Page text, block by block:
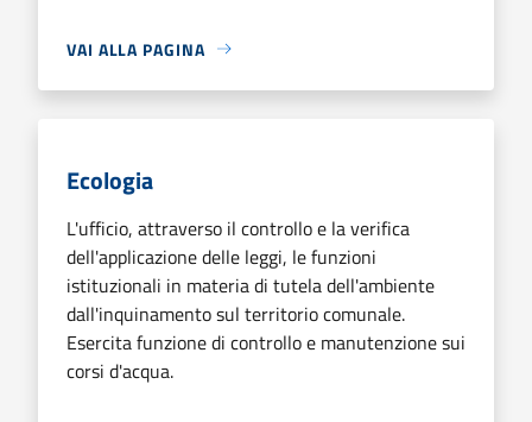
VAI ALLA PAGINA
Ecologia
L'ufficio, attraverso il controllo e la verifica
dell'applicazione delle leggi, le funzioni
istituzionali in materia di tutela dell'ambiente
dall'inquinamento sul territorio comunale.
Esercita funzione di controllo e manutenzione sui
corsi d'acqua.